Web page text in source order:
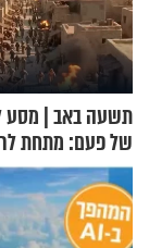
תשעה באב | מסע
של פעם: מתחת
ירושלים